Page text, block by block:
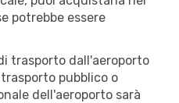
potrebbe essere
trasporto dall'aeroporto
pubblico o
dell'aeroporto sarà